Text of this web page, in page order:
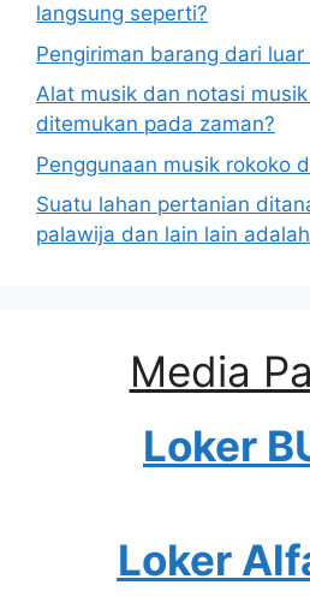
langsung seperti?
Pengiriman barang dari
Alat musik dan notasi
ditemukan pada zaman?
Penggunaan musik rokoko
Suatu lahan pertanian
palawija dan lain lain
Media
Loker
Loker